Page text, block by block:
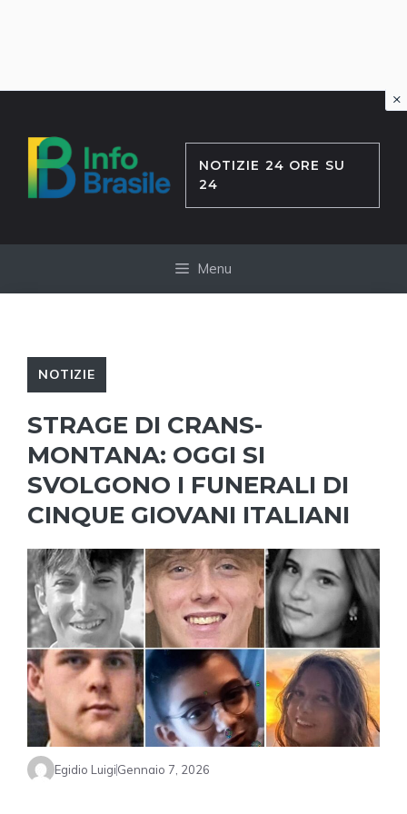
contenuto
NOTIZIE 24 ORE SU
24
Menu
NOTIZIE
STRAGE DI CRANS-
MONTANA: OGGI SI
SVOLGONO I FUNERALI DI
CINQUE GIOVANI ITALIANI
Egidio LuigiGennaio 7, 2026
×